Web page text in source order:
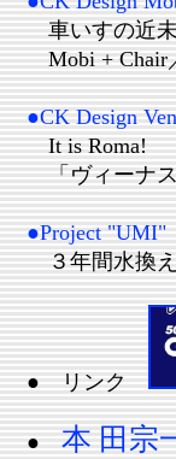
車いすの近
Mobi + Chair
●CK Design
It is Roma!
「ヴィーナ
●Project "UMI"
３年間水換
● リンク
● 本 田宗